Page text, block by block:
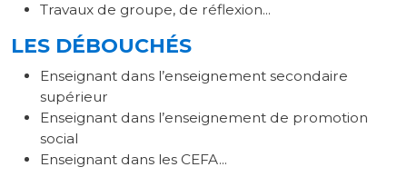
Travaux de groupe, de réflexion...
LES DÉBOUCHÉS
Enseignant dans l’enseignement secondaire
supérieur
Enseignant dans l’enseignement de promotion
social
Enseignant dans les CEFA...